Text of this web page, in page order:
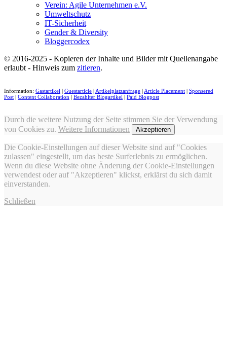
Verein: Agile Unternehmen e.V.
Umweltschutz
IT-Sicherheit
Gender & Diversity
Bloggercodex
© 2016-2025 - Kopieren der Inhalte und Bilder mit Quellenangabe
erlaubt - Hinweis zum zitieren.
Information: Gastartikel | Guestarticle | Artikelplatzanfrage | Article Placement | Sponsered
Post | Content Collaboration | Bezahlter Blogartikel | Paid Blogpost
Durch die weitere Nutzung der Seite stimmen Sie der Verwendung
von Cookies zu. Weitere Informationen Akzeptieren
Die Cookie-Einstellungen auf dieser Website sind auf "Cookies
zulassen" eingestellt, um das beste Surferlebnis zu ermöglichen.
Wenn du diese Website ohne Änderung der Cookie-Einstellungen
verwendest oder auf "Akzeptieren" klickst, erklärst du sich damit
einverstanden.
Schließen